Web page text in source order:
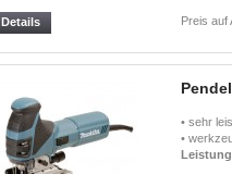
Preis auf
Details
• sehr
•